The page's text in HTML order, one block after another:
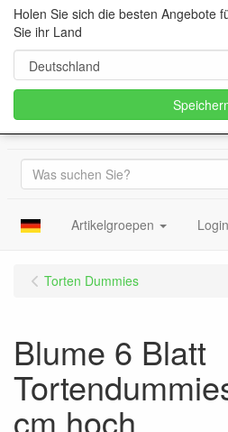
Artikelgroepen Login
Torten Dummies
Blume 6 Blatt
cm hoch
Holen Sie sich die besten Angebote
Sie ihr Land